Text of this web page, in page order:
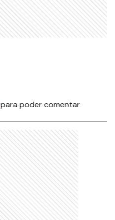
para poder comentar